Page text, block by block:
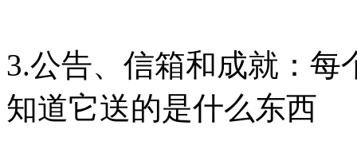
3.公告、信箱和成就：每
知道它送的是什么东西